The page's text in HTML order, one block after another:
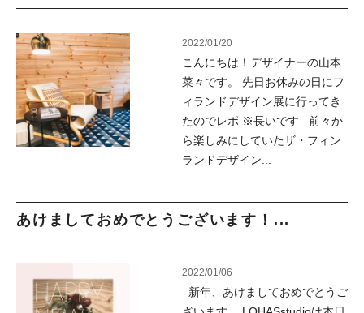
2022/01/20
こんにちは！デザイナーの山本
菜々です。 先日お休みの日にフ
ィランドデザイン展に行ってき
たのでレポ ※長いです 前々か
ら楽しみにしていたザ・フィン
ランドデザイン...
あけましておめでとうございます！...
2022/01/06
新年、あけましておめでとうご